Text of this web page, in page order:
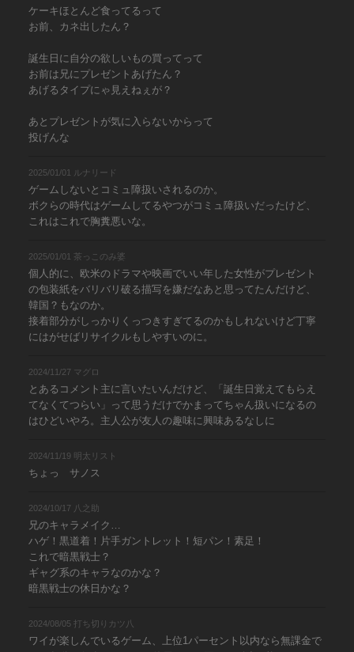
ケーキほとんど食ってるって
お前、カネ出したん？
誕生日に自分の欲しいもの買ってって
お前は兄にプレゼントあげたん？
あげるタイプにゃ見えねぇが？
あとプレゼントが気に入らないからって
投げんな
2025/01/01 ルナリード
ゲームしないとコミュ障扱いされるのか。
ボクらの時代はゲームしてるやつがコミュ障扱いだったけど、
これはこれで胸糞悪いな。
2025/01/01 茶っこのみ婆
個人的に、欧米のドラマや映画でいい年した女性がプレゼント
の包装紙をバリバリ破る描写を嫌だなあと思ってたんだけど、
韓国？もなのか。
接着部分がしっかりくっつきすぎてるのかもしれないけど丁寧
にはがせばリサイクルもしやすいのに。
2024/11/27 マグロ
とあるコメント主に言いたいんだけど、「誕生日覚えてもらえ
てなくてつらい」って思うだけでかまってちゃん扱いになるの
はひどいやろ。主人公が友人の趣味に興味あるなしに
2024/11/19 明太リスト
ちょっ サノス
2024/10/17 八之助
兄のキャラメイク…
ハゲ！黒道着！片手ガントレット！短パン！素足！
これで暗黒戦士？
ギャグ系のキャラなのかな？
暗黒戦士の休日かな？
2024/08/05 打ち切りカツ八
ワイが楽しんでいるゲーム、上位1パーセント以内なら無課金で